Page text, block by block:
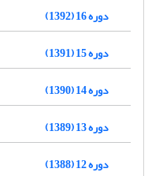
دوره 16 (1392)
دوره 15 (1391)
دوره 14 (1390)
دوره 13 (1389)
دوره 12 (1388)